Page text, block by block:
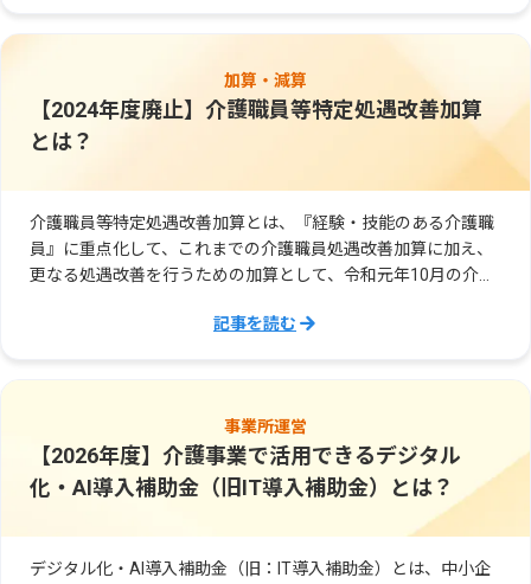
加算・減算
【2024年度廃止】介護職員等特定処遇改善加算
とは？
介護職員等特定処遇改善加算とは、『経験・技能のある介護職
員』に重点化して、これまでの介護職員処遇改善加算に加え、
更なる処遇改善を行うための加算として、令和元年10月の介護
は、リーダー級の介護職員について他産業と遜色ない賃金水準
趣旨は維持した上で、事業者がより活用しやすい仕組みにする
記事を読む
事業所運営
【2026年度】介護事業で活用できるデジタル
化・AI導入補助金（旧IT導入補助金）とは？
デジタル化・AI導入補助金（旧：IT導入補助金）とは、中小企